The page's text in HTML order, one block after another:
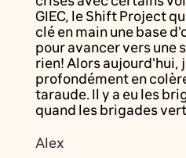
GIEC, le Shift Project
clé en main une base
pour avancer vers une
rien! Alors aujourd'hui,
profondément en
taraude. Il y a eu les
quand les brigades
Alex